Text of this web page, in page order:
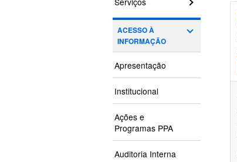
ACESSO À
INFORMAÇÃO
Apresentação
Institucional
Ações e
Programas PPA
Auditoria Interna